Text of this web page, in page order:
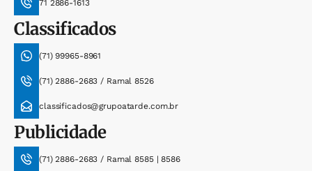
71 2886-1613
Classificados
(71) 99965-8961
(71) 2886-2683 / Ramal 8526
classificados@grupoatarde.com.br
Publicidade
(71) 2886-2683 / Ramal 8585 | 8586